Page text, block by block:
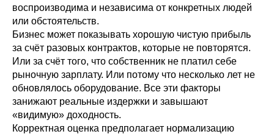
воспроизводима и независима от конкретных людей
или обстоятельств.
Бизнес может показывать хорошую чистую прибыль
за счёт разовых контрактов, которые не повторятся.
Или за счёт того, что собственник не платил себе
рыночную зарплату. Или потому что несколько лет не
обновлялось оборудование. Все эти факторы
занижают реальные издержки и завышают
«видимую» доходность.
Корректная оценка предполагает нормализацию